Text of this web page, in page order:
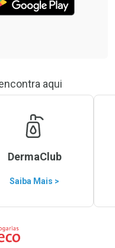
aqui
DermaClub
Saiba Mais >